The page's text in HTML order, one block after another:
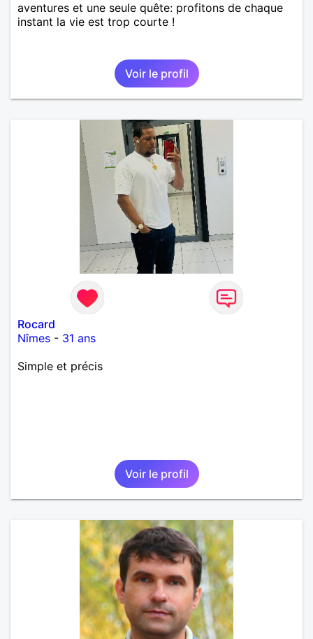
aventures et une seule quête: profitons de chaque
instant la vie est trop courte !
Voir le profil
Rocard
Nîmes - 31 ans
Simple et précis
Voir le profil